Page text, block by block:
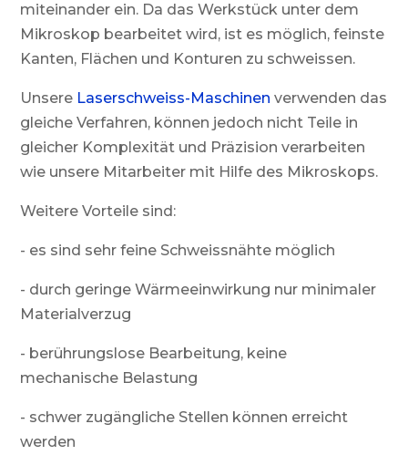
miteinander ein. Da das Werkstück unter dem
Mikroskop bearbeitet wird, ist es möglich, feinste
Kanten, Flächen und Konturen zu schweissen.
Unsere Laserschweiss-Maschinen verwenden das
gleiche Verfahren, können jedoch nicht Teile in
gleicher Komplexität und Präzision verarbeiten
wie unsere Mitarbeiter mit Hilfe des Mikroskops.
Weitere Vorteile sind:
- es sind sehr feine Schweissnähte möglich
- durch geringe Wärmeeinwirkung nur minimaler
Materialverzug
- berührungslose Bearbeitung, keine
mechanische Belastung
- schwer zugängliche Stellen können erreicht
werden